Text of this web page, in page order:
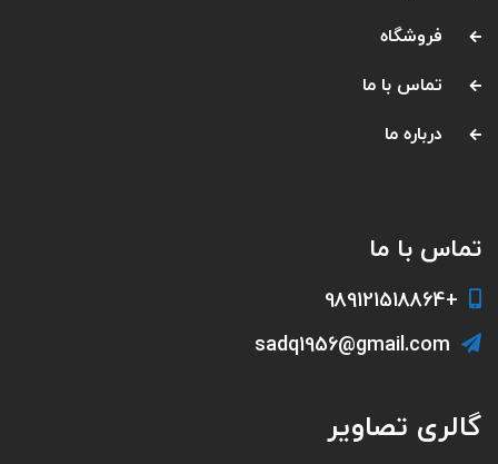
فروشگاه
تماس با ما
درباره ما
تماس با ما
+989121518864
sadq1956@gmail.com
گالری تصاویر